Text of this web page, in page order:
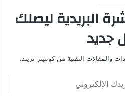
البريدية ليصلك
جديد
التقنية من كونتينر تريند.